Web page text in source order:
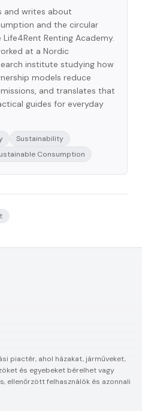
and writes about
and the circular
Renting Academy.
at a Nordic
institute studying how
models reduce
and translates that
guides for everyday
Sustainability
Consumption
piactér, ahol házakat, járműveket,
és egyebeket bérelhet vagy
ellenőrzött felhasználók és azonnali